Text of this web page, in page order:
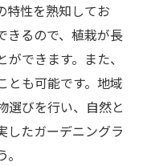
特性を熟知してお
きるので、植栽が長
できます。また、
とも可能です。地域
選びを行い、自然と
したガーデニングラ